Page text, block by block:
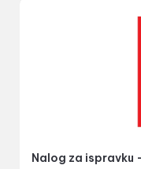
Nalog za ispravku